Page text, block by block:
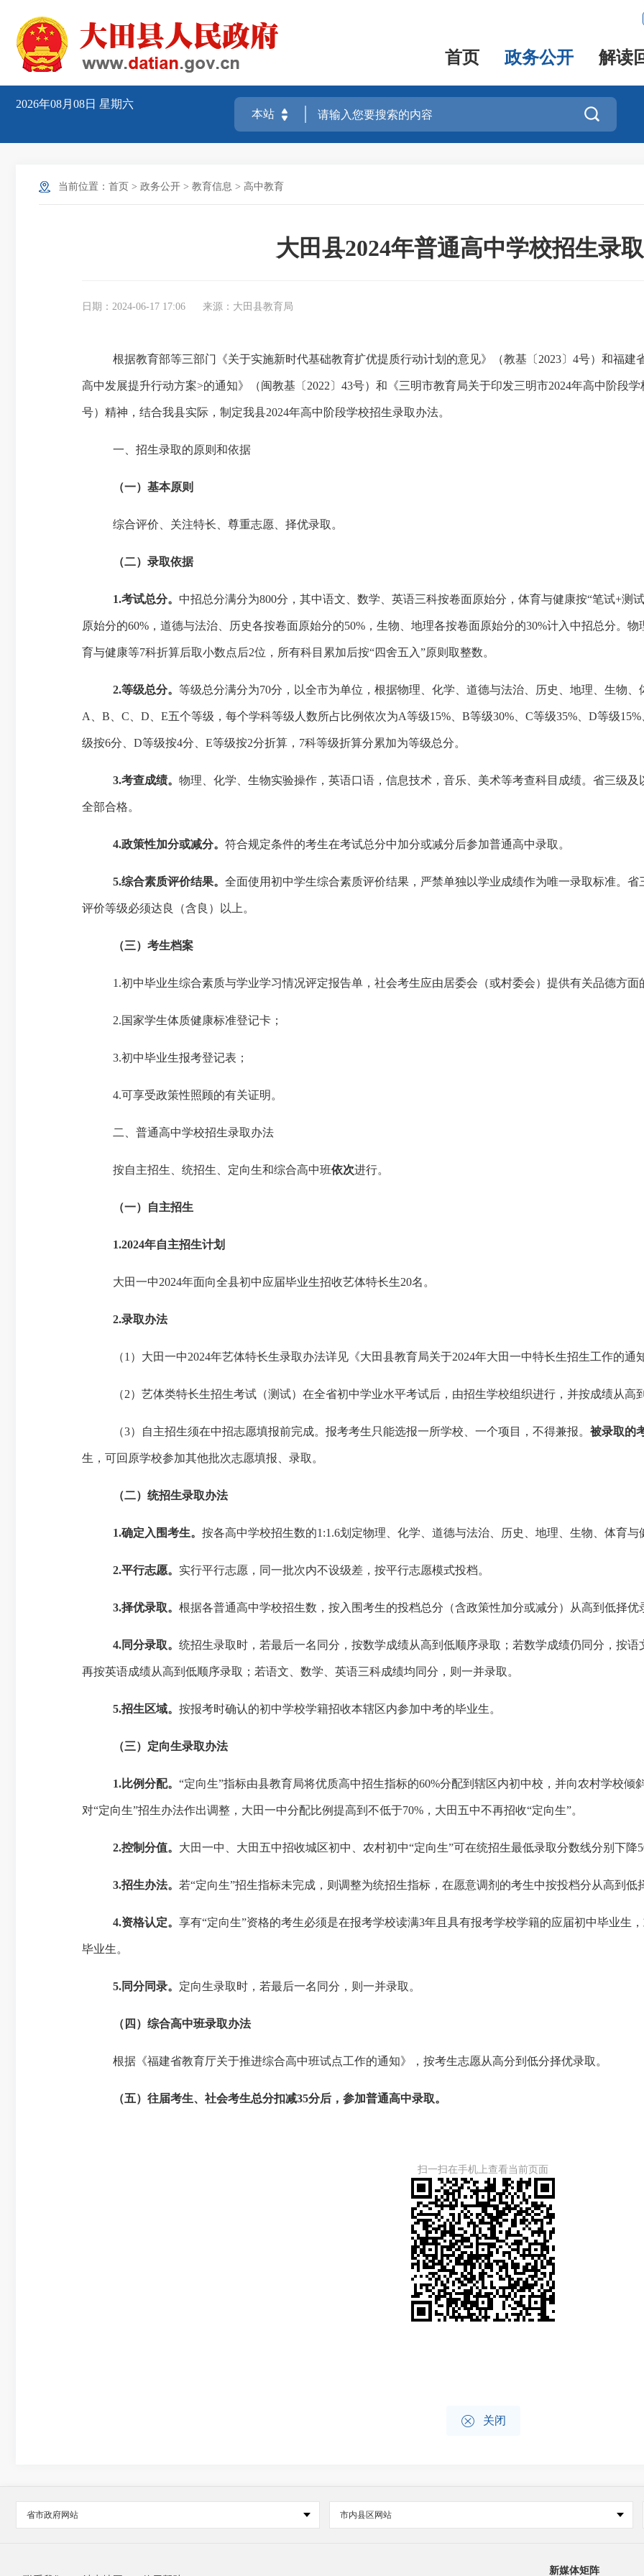
首页 政务公开 解读
2026年08月08日 星期六

当前位置： 首页 > 政务公开 > 教育信息 > 高中教育
大田县2024年普通高中学校招生录
日期：2024-06-17 17:06 来源：大田县教育局
根据教育部等三部门《关于实施新时代基础教育扩优提质行动计划的意见》（教基〔 2023〕4号）和福建
高中发展提升行动方案>的通知》（闽教基〔2022〕43号）和《三明市教育局关于印发三明市2024年高中阶段
号）精神，结合我县实际，制定我县2024年高中阶段学校招生录取办法。
一、招生录取的原则和依据
（一）基本原则
综合评价、关注特长、尊重志愿、择优录取。
（二）录取依据
1.考试总分。 中招总分满分为800分，其中语文、数学、英语三科按卷面原始分，体育与健康按“笔试+测
原始分的60%，道德与法治、历史各按卷面原始分的50%，生物、地理各按卷面原始分的30%计入中招总分。
育与健康等7科折算后取小数点后2位，所有科目累加后按“四舍五入”原则取整数。
2.等级总分。 等级总分满分为70分，以全市为单位，根据物理、化学、道德与法治、历史、地理、生物
A、B、C、D、E五个等级，每个学科等级人数所占比例依次为A等级15%、B等级30%、C等级35%、D等级
级按6分、D等级按4分、E等级按2分折算，7科等级折算分累加为等级总分。
3.考查成绩。 物理、化学、生物实验操作，英语口语，信息技术，音乐、美术等考查科目成绩。省三级
全部合格。
4.政策性加分或减分。 符合规定条件的考生在考试总分中加分或减分后参加普通高中录取。
5.综合素质评价结果。 全面使用初中学生综合素质评价结果，严禁单独以学业成绩作为唯一录取标准。
评价等级必须达良（含良）以上。
（三）考生档案
1.初中毕业生综合素质与学业学习情况评定报告单，社会考生应由居委会（或村委会）提供有关品德方面
2.国家学生体质健康标准登记卡；
3.初中毕业生报考登记表；
4.可享受政策性照顾的有关证明。
二、普通高中学校招生录取办法
按自主招生、统招生、定向生和综合高中班依次进行。
（一）自主招生
1.2024年自主招生计划
大田一中2024年面向全县初中应届毕业生招收艺体特长生20名。
2.录取办法
（1）大田一中2024年艺体特长生录取办法详见《大田县教育局关于2024年大田一中特长生招生工作的通
（2）艺体类特长生招生考试（测试）在全省初中学业水平考试后，由招生学校组织进行，并按成绩从高
（3）自主招生须在中招志愿填报前完成。报考考生只能选报一所学校、一个项目，不得兼报。 被录取的
生，可回原学校参加其他批次志愿填报、录取。
（二）统招生录取办法
1.确定入围考生。 按各高中学校招生数的1:1.6划定物理、化学、道德与法治、历史、地理、生物、体育
2.平行志愿。 实行平行志愿，同一批次内不设级差，按平行志愿模式投档。
3.择优录取。 根据各普通高中学校招生数，按入围考生的投档总分（含政策性加分或减分）从高到低择优
4.同分录取。 统招生录取时，若最后一名同分，按数学成绩从高到低顺序录取；若数学成绩仍同分，按
再按英语成绩从高到低顺序录取；若语文、数学、英语三科成绩均同分，则一并录取。
5.招生区域。 按报考时确认的初中学校学籍招收本辖区内参加中考的毕业生。
（三）定向生录取办法
1.比例分配。 “定向生”指标由县教育局将优质高中招生指标的60%分配到辖区内初中校，并向农村学校倾
对“定向生”招生办法作出调整，大田一中分配比例提高到不低于70%，大田五中不再招收“定向生”。
2.控制分值。 大田一中、大田五中招收城区初中、农村初中“定向生”可在统招生最低录取分数线分别下降
3.招生办法。 若“定向生”招生指标未完成，则调整为统招生指标，在愿意调剂的考生中按投档分从高到低
4.资格认定。 享有“定向生”资格的考生必须是在报考学校读满3年且具有报考学校学籍的应届初中毕业生
毕业生。
5.同分同录。 定向生录取时，若最后一名同分，则一并录取。
（四）综合高中班录取办法
根据《福建省教育厅关于推进综合高中班试点工作的通知》，按考生志愿从高分到低分择优录取。
（五）往届考生、社会考生总分扣减35分后，参加普通高中录取。
扫一扫在手机上查看当前页面
 关闭
省市政府网站 市内县区网站
新媒体矩阵